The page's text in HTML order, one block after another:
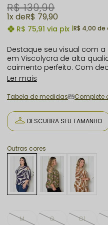
R$ 75,91 via pix |R$ 4,00
R$ 139,90
1x R$ 79,90
Destaque seu visual com a
em Viscolycra de alta
caimento perfeito. Com
vazado trançado e manga
confiante em qualquer
size sofisticada da Mania
especialista em moda
detalhe da Blusa Tamires
sua beleza. Vista-se para
Blusa Tamires!
Ler mais
Tabela de medidas Complete
DESCUBRA SEU TAMANHO
Outras cores
M G G1